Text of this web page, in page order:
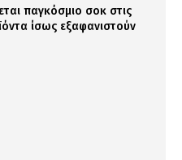
παγκόσμιο σοκ στις
ίσως εξαφανιστούν